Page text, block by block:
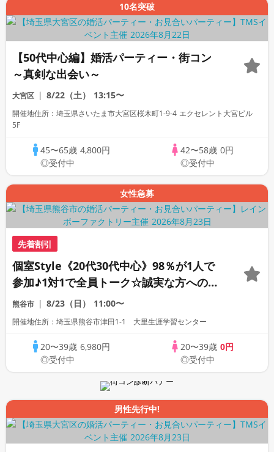
10名突破
【50代中心編】婚活パーティー・街コン
～真剣な出会い～
大宮区 8/22（土） 13:15〜
開催地住所：埼玉県さいたま市大宮区桜木町1-9-4 エクセレント大宮ビル
5F
45〜65歳 4,800円
◎受付中
42〜58歳 0円
◎受付中
女性急募
先着割引
個室Style《20代30代中心》98％が1人で
参加♪1対1で全員トーク☆誠実な方への婚
活パーティー
熊谷市 8/23（日） 11:00〜
開催地住所：埼玉県熊谷市津田1-1 大里生涯学習センター
20〜39歳 6,980円
◎受付中
20〜39歳 0円
◎受付中
男性先行中!